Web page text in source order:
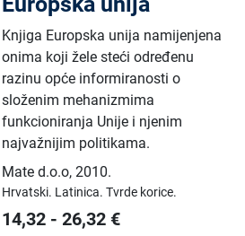
Knjiga Europska unija namijenjena
onima koji žele steći određenu
razinu opće informiranosti o
složenim mehanizmima
funkcioniranja Unije i njenim
najvažnijim politikama.
Mate d.o.o,2010.
Hrvatski. Latinica.Tvrde korice.
14,32 -26,32 €